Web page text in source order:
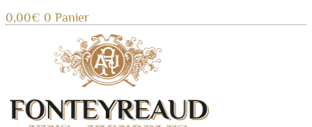
0,00€ 0 Panier